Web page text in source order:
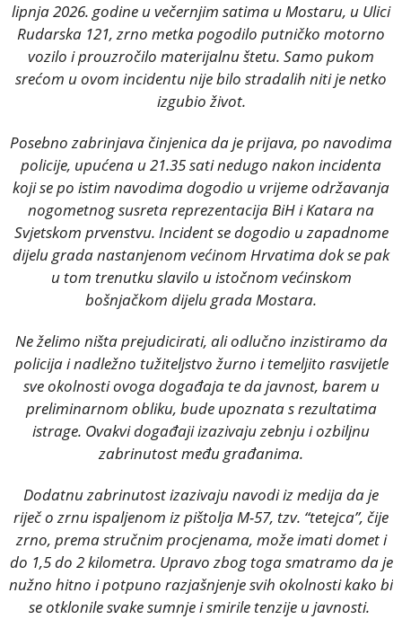
lipnja 2026. godine u večernjim satima u Mostaru, u Ulici
Rudarska 121, zrno metka pogodilo putničko motorno
vozilo i prouzročilo materijalnu štetu. Samo pukom
srećom u ovom incidentu nije bilo stradalih niti je netko
izgubio život.
Posebno zabrinjava činjenica da je prijava, po navodima
policije, upućena u 21.35 sati nedugo nakon incidenta
koji se po istim navodima dogodio u vrijeme održavanja
nogometnog susreta reprezentacija BiH i Katara na
Svjetskom prvenstvu. Incident se dogodio u zapadnome
dijelu grada nastanjenom većinom Hrvatima dok se pak
u tom trenutku slavilo u istočnom većinskom
bošnjačkom dijelu grada Mostara.
Ne želimo ništa prejudicirati, ali odlučno inzistiramo da
policija i nadležno tužiteljstvo žurno i temeljito rasvijetle
sve okolnosti ovoga događaja te da javnost, barem u
preliminarnom obliku, bude upoznata s rezultatima
istrage. Ovakvi događaji izazivaju zebnju i ozbiljnu
zabrinutost među građanima.
Dodatnu zabrinutost izazivaju navodi iz medija da je
riječ o zrnu ispaljenom iz pištolja M-57, tzv. “tetejca”, čije
zrno, prema stručnim procjenama, može imati domet i
do 1,5 do 2 kilometra. Upravo zbog toga smatramo da je
nužno hitno i potpuno razjašnjenje svih okolnosti kako bi
se otklonile svake sumnje i smirile tenzije u javnosti.